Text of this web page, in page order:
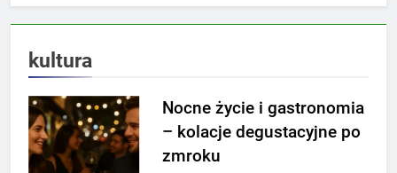
kultura
Nocne życie i gastronomia
– kolacje degustacyjne po
zmroku